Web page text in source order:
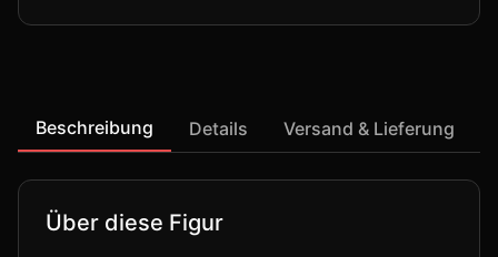
Beschreibung Details Versand & Lieferung
Über diese Figur